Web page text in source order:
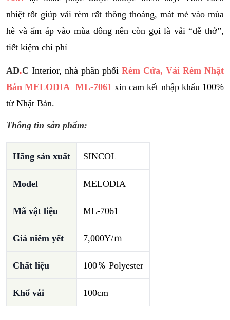
nhiệt tốt giúp vải rèm rất thông thoáng, mát mẻ vào mùa
hè và ấm áp vào mùa đông nên còn gọi là vải “dễ thở”,
tiết kiệm chi phí
AD.C Interior, nhà phân phối Rèm Cửa, Vải Rèm Nhật
Bản MELODIA ML-7061 xin cam kết nhập khẩu 100%
từ Nhật Bản.
Thông tin sản phẩm:
Hãng sản xuất SINCOL
Model MELODIA
Mã vật liệu ML-7061
Giá niêm yết 7,000Y/ｍ
Chất liệu 100％ Polyester
Khổ vải 100cm